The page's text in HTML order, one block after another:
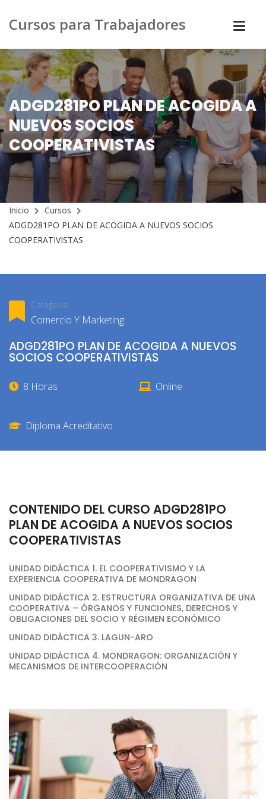
Cursos para Trabajadores
ADGD281PO PLAN DE ACOGIDA A
NUEVOS SOCIOS
COOPERATIVISTAS
Inicio
Cursos
ADGD281PO PLAN DE ACOGIDA A NUEVOS SOCIOS
COOPERATIVISTAS
Categoría
Comercio Y Marketing
ADGD281PO PLAN DE ACOGIDA A NUEVOS
SOCIOS COOPERATIVISTAS
8 Horas Online
Diploma Acreditativo
CONTENIDO DEL CURSO ADGD281PO
PLAN DE ACOGIDA A NUEVOS SOCIOS
COOPERATIVISTAS
UNIDAD DIDÁCTICA 1. EL COOPERATIVISMO Y LA
EXPERIENCIA COOPERATIVA DE MONDRAGON
UNIDAD DIDÁCTICA 2. ESTRUCTURA ORGANIZATIVA DE UNA
COOPERATIVA – ÓRGANOS Y FUNCIONES, DERECHOS Y
OBLIGACIONES DEL SOCIO Y RÉGIMEN ECONÓMICO
UNIDAD DIDÁCTICA 3. LAGUN-ARO
UNIDAD DIDÁCTICA 4. MONDRAGON: ORGANIZACIÓN Y
MECANISMOS DE INTERCOOPERACIÓN